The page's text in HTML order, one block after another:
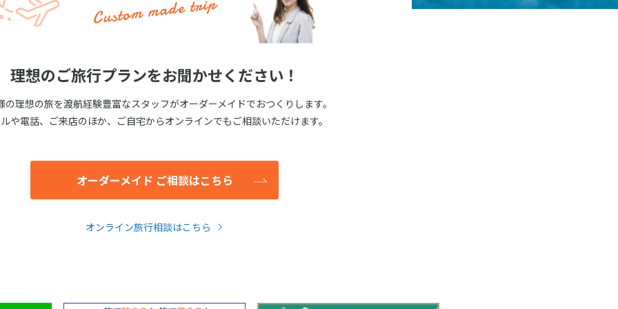
Custom made trip
理想のご旅行プランをお聞かせください！
の理想の旅を渡航経験豊富なスタッフがオーダーメイドでおつくりします。
や電話、ご来店のほか、ご自宅からオンラインでもご相談いただけます。
オーダーメイド ご相談はこちら
オンライン旅行相談はこちら